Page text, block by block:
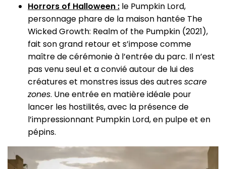
Horrors of Halloween : le Pumpkin Lord,
personnage phare de la maison hantée The
Wicked Growth: Realm of the Pumpkin (2021),
fait son grand retour et s’impose comme
maître de cérémonie à l’entrée du parc. Il n’est
pas venu seul et a convié autour de lui des
créatures et monstres issus des autresscare
zones. Une entrée en matière idéale pour
lancer les hostilités, avec la présence de
l’impressionnant Pumpkin Lord, en pulpe et en
pépins.